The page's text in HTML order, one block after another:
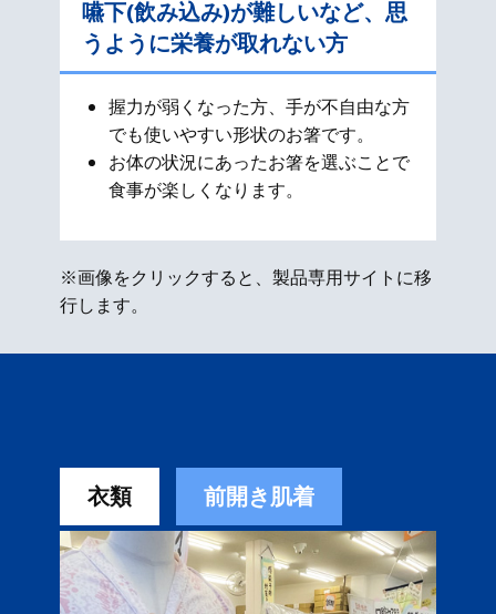
嚥下(飲み込み)が難しいなど、思
うように栄養が取れない方
握力が弱くなった方、手が不自由な方
でも使いやすい形状のお箸です。
お体の状況にあったお箸を選ぶことで
食事が楽しくなります。
※画像をクリックすると、製品専用サイトに移
行します。
衣類 前開き肌着